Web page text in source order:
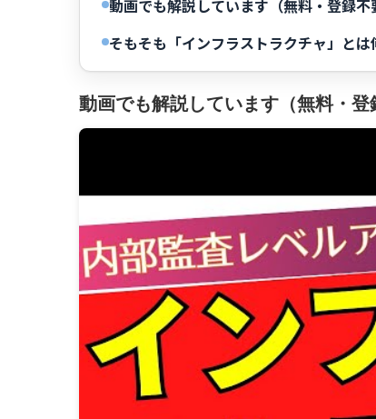
動画でも解説しています（無料・登録不
そもそも「インフラストラクチャ」とは
動画でも解説しています（無料・登